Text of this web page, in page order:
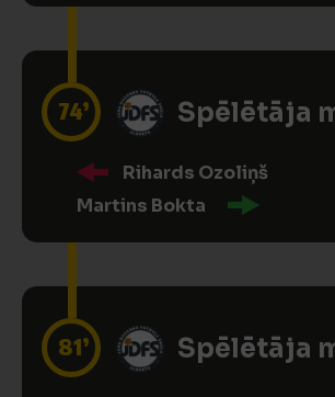
74’ Spēlētāja
Rihards Ozoliņš
Martins Bokta
81’ Spēlētāja